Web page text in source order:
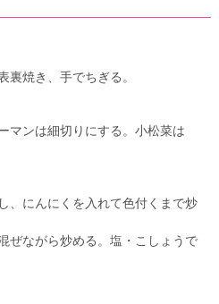
裏焼き、手でちぎる。
マンは細切りにする。小松菜は
、にんにくを入れて色付くまで炒
ぜながら炒める。塩・こしょうで